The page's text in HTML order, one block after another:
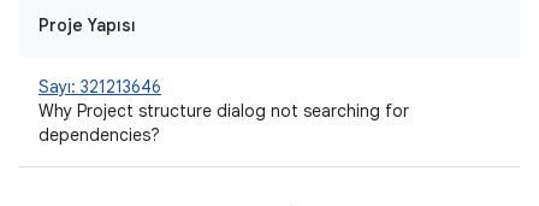
Proje Yapısı
Sayı: 321213646
Why Project structure dialog not searching for
dependencies?